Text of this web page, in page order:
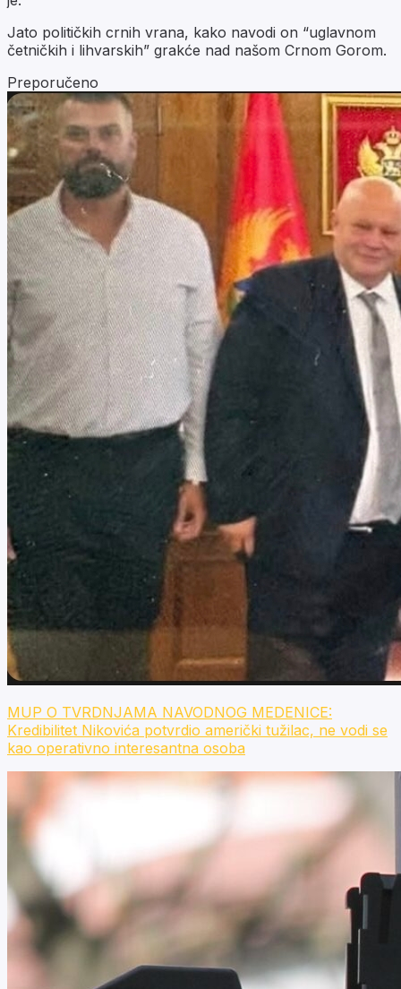
Jato političkih crnih vrana, kako navodi on “uglavnom
četničkih i lihvarskih” grakće nad našom Crnom Gorom.
Preporučeno
MUP O TVRDNJAMA NAVODNOG MEDENICE:
Kredibilitet Nikovića potvrdio američki tužilac, ne vodi se
kao operativno interesantna osoba